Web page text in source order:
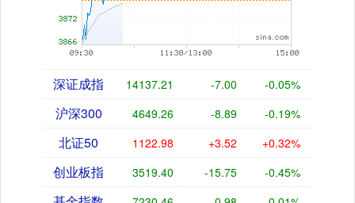
深证成指 14137.21 -7.00 -0.05%
沪深300 4649.26 -8.89 -0.19%
北证50 1122.98 +3.52 +0.32%
创业板指 3519.40 -15.75 -0.45%